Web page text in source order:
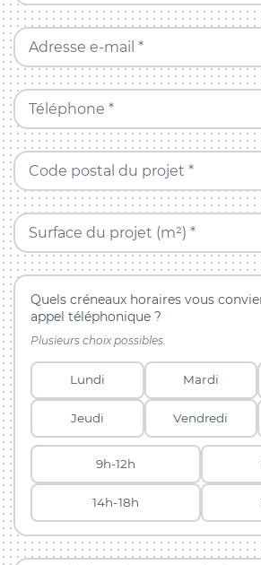
Adresse e-mail *
Téléphone *
Code postal du projet *
Surface du projet (m²) *
Quels créneaux horaires vous
appel téléphonique ?
Plusieurs choix possibles.
Lundi Mardi
Jeudi Vendredi
9h-12h
14h-18h